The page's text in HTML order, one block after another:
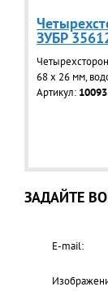
ЗУБР
68 х 26 мм,
Артикул:
ЗАДАЙТЕ
E-mail: